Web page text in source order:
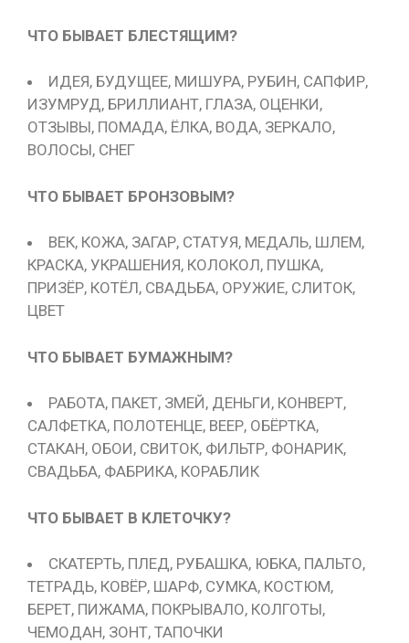
ЧТО БЫВАЕТ БЛЕСТЯЩИМ?
ИДЕЯ, БУДУЩЕЕ, МИШУРА, РУБИН, САПФИР,
ИЗУМРУД, БРИЛЛИАНТ, ГЛАЗА, ОЦЕНКИ,
ОТЗЫВЫ, ПОМАДА, ЁЛКА, ВОДА, ЗЕРКАЛО,
ВОЛОСЫ, СНЕГ
ЧТО БЫВАЕТ БРОНЗОВЫМ?
ВЕК, КОЖА, ЗАГАР, СТАТУЯ, МЕДАЛЬ, ШЛЕМ,
КРАСКА, УКРАШЕНИЯ, КОЛОКОЛ, ПУШКА,
ПРИЗЁР, КОТЁЛ, СВАДЬБА, ОРУЖИЕ, СЛИТОК,
ЦВЕТ
ЧТО БЫВАЕТ БУМАЖНЫМ?
РАБОТА, ПАКЕТ, ЗМЕЙ, ДЕНЬГИ, КОНВЕРТ,
САЛФЕТКА, ПОЛОТЕНЦЕ, ВЕЕР, ОБЁРТКА,
СТАКАН, ОБОИ, СВИТОК, ФИЛЬТР, ФОНАРИК,
СВАДЬБА, ФАБРИКА, КОРАБЛИК
ЧТО БЫВАЕТ В КЛЕТОЧКУ?
СКАТЕРТЬ, ПЛЕД, РУБАШКА, ЮБКА, ПАЛЬТО,
ТЕТРАДЬ, КОВЁР, ШАРФ, СУМКА, КОСТЮМ,
БЕРЕТ, ПИЖАМА, ПОКРЫВАЛО, КОЛГОТЫ,
ЧЕМОДАН, ЗОНТ, ТАПОЧКИ